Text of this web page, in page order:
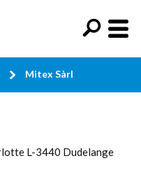
Mitex Sàrl
L-3440 Dudelange